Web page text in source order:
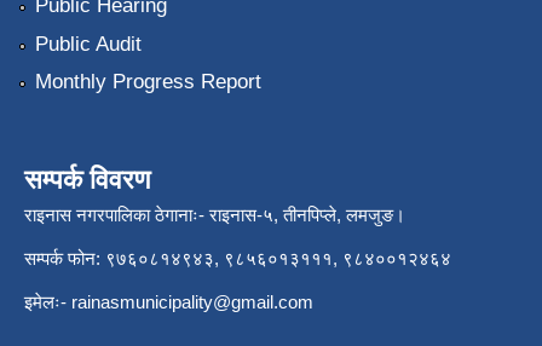
Public Hearing
Public Audit
Monthly Progress Report
सम्पर्क विवरण
राइनास नगरपालिका ठेगानाः- राइनास-५, तीनपिप्ले, लमजुङ।
सम्पर्क फोन: ९७६०८१४९४३, ९८५६०१३१११, ९८४००१२४६४
इमेलः- rainasmunicipality@gmail.com